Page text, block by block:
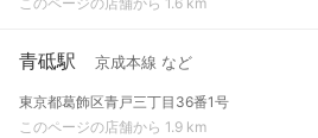
青砥駅 京成本線 など
東京都葛飾区青戸三丁目36番1号
このページの店舗から 1.9 km